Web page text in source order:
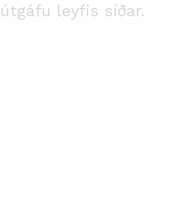
útgáfu leyfis síðar.